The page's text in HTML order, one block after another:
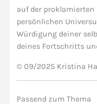
auf der proklamierten
persönlichen
Würdigung deiner
deines Fortschritts
© 09/2025 Kristina
Passend zum Thema